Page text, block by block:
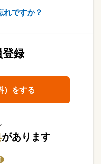
れですか？
登録
）をする
があります